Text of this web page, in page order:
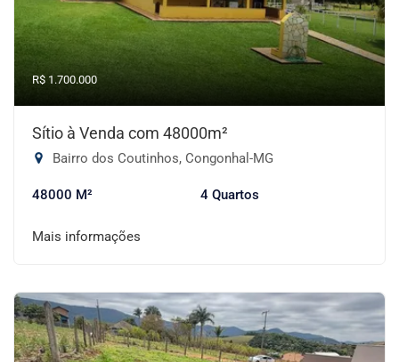
R$ 1.700.000
Sítio à Venda com 48000m²
Bairro dos Coutinhos, Congonhal-MG
48000 M² 4 Quartos
Mais informações